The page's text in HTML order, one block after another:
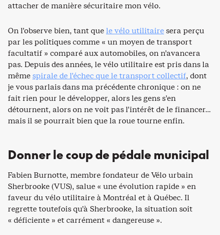
attacher de manière sécuritaire mon vélo.
On l’observe bien, tant quele vélo utilitairesera perçu
par les politiques comme « un moyen de transport
facultatif » comparé aux automobiles, on n’avancera
pas. Depuis des années, le vélo utilitaire est pris dans la
mêmespirale de l’échec que le transport collectif, dont
je vous parlais dans ma précédente chronique : on ne
fait rien pour le développer, alors les gens s’en
détournent, alors on ne voit pas l’intérêt de le financer…
mais il se pourrait bien que la roue tourne enfin.
Donner le coup de pédale municipal
Fabien Burnotte, membre fondateur de Vélo urbain
Sherbrooke (VUS), salue « une évolution rapide » en
faveur du vélo utilitaire à Montréal et à Québec. Il
regrette toutefois qu’à Sherbrooke, la situation soit
« déficiente » et carrément « dangereuse ».